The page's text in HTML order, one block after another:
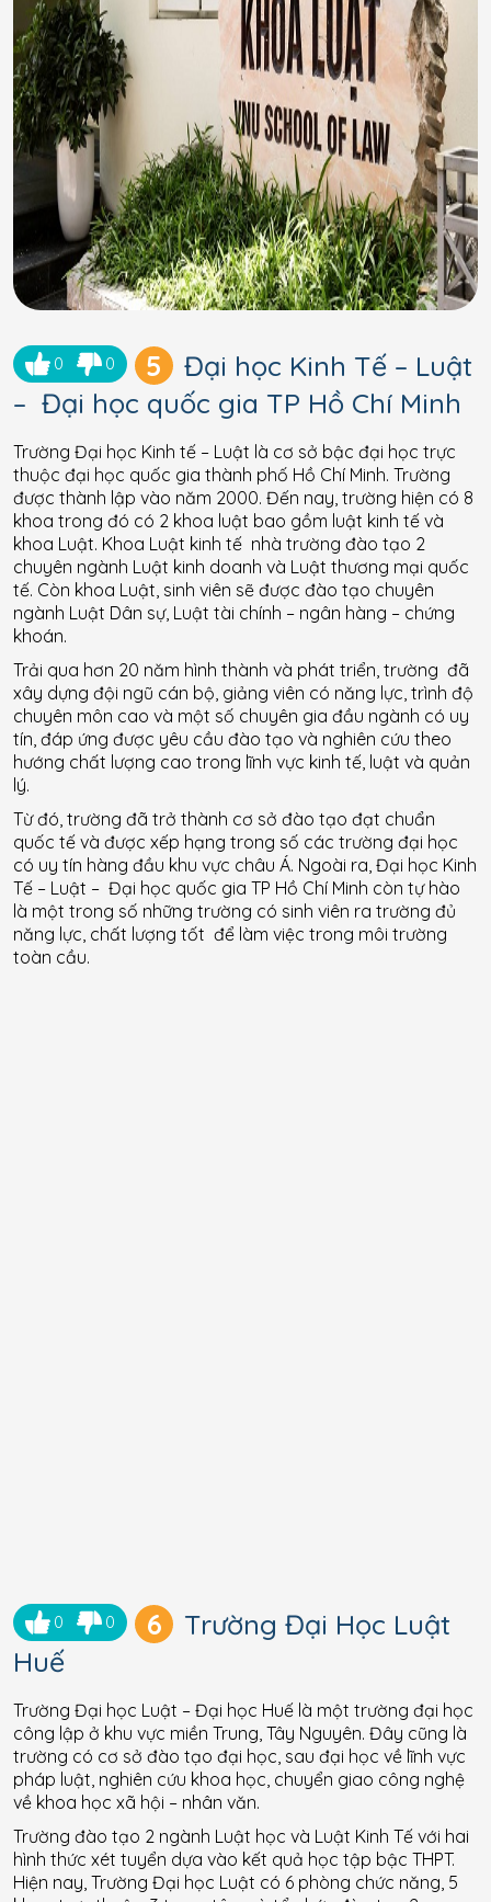
0 0 5
Đại học Kinh Tế – Luật
– Đại học quốc gia TP Hồ Chí Minh
Trường Đại học Kinh tế – Luật là cơ sở bậc đại học trực
thuộc đại học quốc gia thành phố Hồ Chí Minh. Trường
được thành lập vào năm 2000. Đến nay, trường hiện có 8
khoa trong đó có 2 khoa luật bao gồm luật kinh tế và
khoa Luật. Khoa Luật kinh tế nhà trường đào tạo 2
chuyên ngành Luật kinh doanh và Luật thương mại quốc
tế. Còn khoa Luật, sinh viên sẽ được đào tạo chuyên
ngành Luật Dân sự, Luật tài chính – ngân hàng – chứng
khoán.
Trải qua hơn 20 năm hình thành và phát triển, trường đã
xây dựng đội ngũ cán bộ, giảng viên có năng lực, trình độ
chuyên môn cao và một số chuyên gia đầu ngành có uy
tín, đáp ứng được yêu cầu đào tạo và nghiên cứu theo
hướng chất lượng cao trong lĩnh vực kinh tế, luật và quản
lý.
Từ đó, trường đã trở thành cơ sở đào tạo đạt chuẩn
quốc tế và được xếp hạng trong số các trường đại học
có uy tín hàng đầu khu vực châu Á. Ngoài ra, Đại học Kinh
Tế – Luật – Đại học quốc gia TP Hồ Chí Minh còn tự hào
là một trong số những trường có sinh viên ra trường đủ
năng lực, chất lượng tốt để làm việc trong môi trường
toàn cầu.
0 0 6
Trường Đại Học Luật
Huế
Trường Đại học Luật – Đại học Huế là một trường đại học
công lập ở khu vực miền Trung, Tây Nguyên. Đây cũng là
trường có cơ sở đào tạo đại học, sau đại học về lĩnh vực
pháp luật, nghiên cứu khoa học, chuyển giao công nghệ
về khoa học xã hội – nhân văn.
Trường đào tạo 2 ngành Luật học và Luật Kinh Tế với hai
hình thức xét tuyển dựa vào kết quả học tập bậc THPT.
Hiện nay, Trường Đại học Luật có 6 phòng chức năng, 5